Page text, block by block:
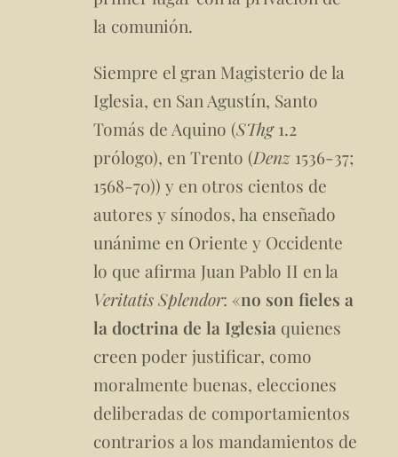
la comunión.
Siempre el gran Magisterio de la
Iglesia, en San Agustín, Santo
Tomás de Aquino (SThg1.2
prólogo), en Trento (Denz 1536-37;
1568-70)) y en otros cientos de
autores y sínodos, ha enseñado
unánime en Oriente y Occidente
lo que afirma Juan Pablo II en la
Veritatis Splendor: «no son fieles a
la doctrina de la Iglesia quienes
creen poder justificar, como
moralmente buenas, elecciones
deliberadas de comportamientos
contrarios a los mandamientos de